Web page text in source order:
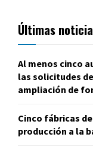
Últimas
Al menos cinco
las solicitudes
ampliación de
Cinco fábricas
producción a la